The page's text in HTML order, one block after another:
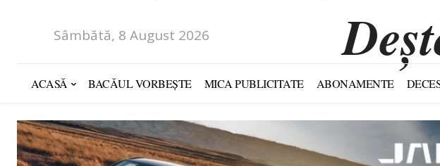
Sâmbătă, 8 August 2026
ACASĂ BACĂUL VORBEȘTE MICA PUBLICITATE ABONAMENTE